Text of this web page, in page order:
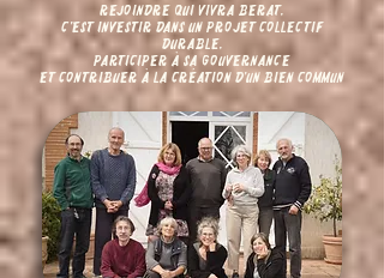
Rejoindre Qui Vivra Berat,
c'est investir dans un projet collectif
durable,
participer à sa gouvernance
et contribuer à la création d'un bien commun